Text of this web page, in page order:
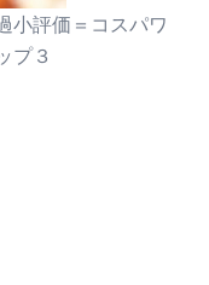
小評価＝コスパワ
プ３